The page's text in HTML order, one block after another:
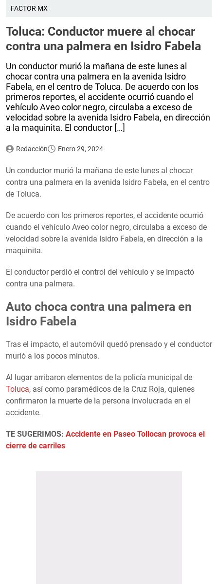
FACTOR MX
Toluca: Conductor muere al chocar
contra una palmera en Isidro Fabela
Un conductor murió la mañana de este lunes al
chocar contra una palmera en la avenida Isidro
Fabela, en el centro de Toluca. De acuerdo con los
primeros reportes, el accidente ocurrió cuando el
vehículo Aveo color negro, circulaba a exceso de
velocidad sobre la avenida Isidro Fabela, en dirección
a la maquinita. El conductor […]
Redacción Enero 29, 2024
Un conductor murió la mañana de este lunes al chocar
contra una palmera en la avenida Isidro Fabela, en el centro
de Toluca.
De acuerdo con los primeros reportes, el accidente ocurrió
cuando el vehículo Aveo color negro, circulaba a exceso de
velocidad sobre la avenida Isidro Fabela, en dirección a la
maquinita.
El conductor perdió el control del vehículo y se impactó
contra una palmera.
Auto choca contra una palmera en
Isidro Fabela
Tras el impacto, el automóvil quedó prensado y el conductor
murió a los pocos minutos.
Al lugar arribaron elementos de la policía municipal de
Toluca, así como paramédicos de la Cruz Roja, quienes
confirmaron la muerte de la persona involucrada en el
accidente.
TE SUGERIMOS: Accidente en Paseo Tollocan provoca el
cierre de carriles